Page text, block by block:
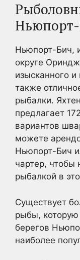
Ньюпорт-Бич,
округе
изысканного и
также
рыбалки.
предлагает
вариантов
можете
Ньюпорт-Бич
чартер, чтобы
рыбалкой в
Существует
рыбы, которую
берегов
наиболее